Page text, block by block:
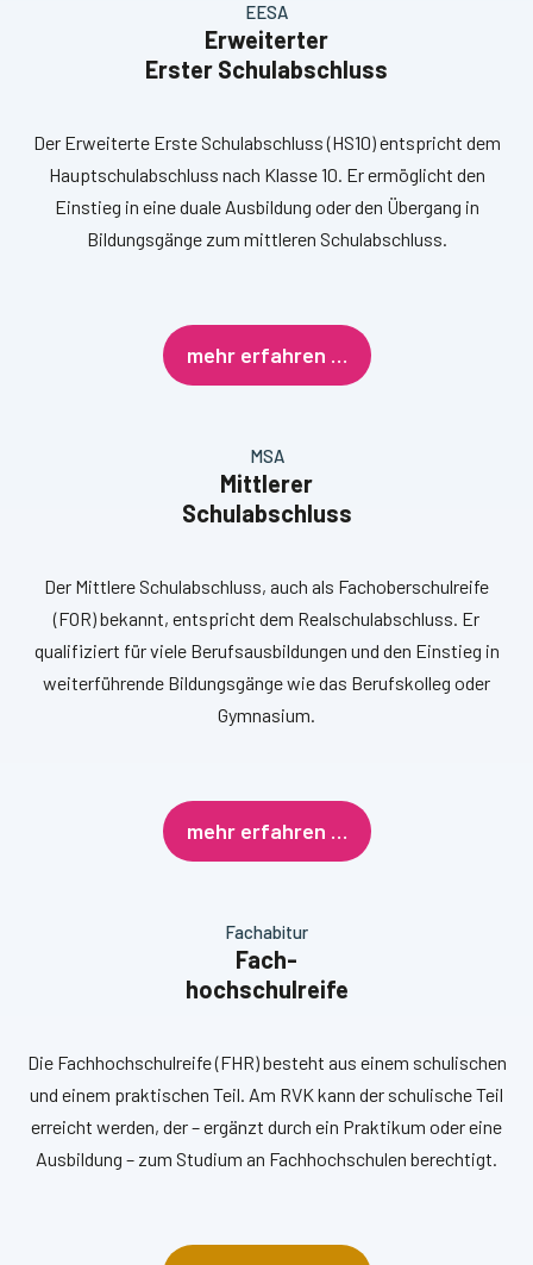
EESA
Erweiterter
Erster Schulabschluss
Der Erweiterte Erste Schulabschluss (HS10) entspricht dem
Hauptschulabschluss nach Klasse 10. Er ermöglicht den
Einstieg in eine duale Ausbildung oder den Übergang in
Bildungsgänge zum mittleren Schulabschluss.
mehr erfahren …
MSA
Mittlerer
Schulabschluss
Der Mittlere Schulabschluss, auch als Fachoberschulreife
(FOR) bekannt, entspricht dem Realschulabschluss. Er
qualifiziert für viele Berufsausbildungen und den Einstieg in
weiterführende Bildungsgänge wie das Berufskolleg oder
Gymnasium.
mehr erfahren …
Fachabitur
Fach-
hochschulreife
Die Fachhochschulreife (FHR) besteht aus einem schulischen
und einem praktischen Teil. Am RVK kann der schulische Teil
erreicht werden, der – ergänzt durch ein Praktikum oder eine
Ausbildung – zum Studium an Fachhochschulen berechtigt.